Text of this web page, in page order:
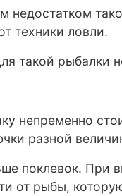
техники ловли.
такой рыбалки
непременно
разной
поклевок. При
от рыбы,